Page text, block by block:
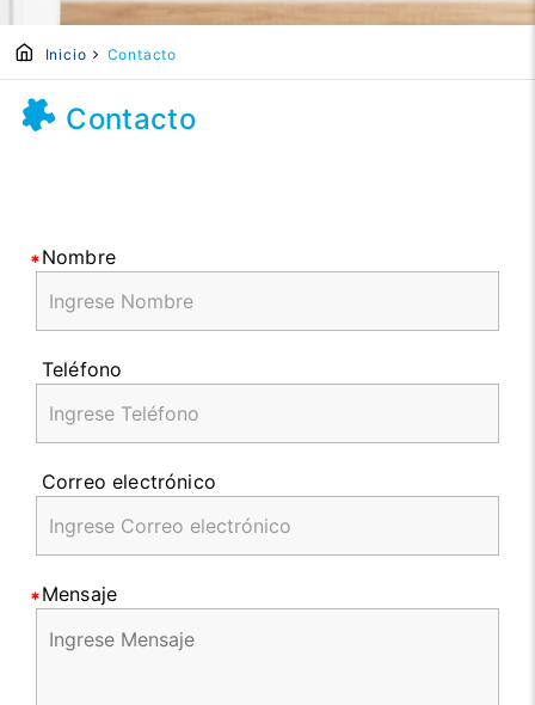
Inicio Contacto
Contacto
Nombre
Teléfono
Correo electrónico
Mensaje